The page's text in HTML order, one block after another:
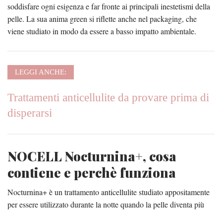
soddisfare ogni esigenza e far fronte ai principali inestetismi della
pelle. La sua anima green si riflette anche nel packaging, che
viene studiato in modo da essere a basso impatto ambientale.
LEGGI ANCHE:
Trattamenti anticellulite da provare prima di
disperarsi
NOCELL Nocturnina+, cosa
contiene e perchè funziona
Nocturnina+ è un trattamento anticellulite studiato appositamente
per essere utilizzato durante la notte quando la pelle diventa più